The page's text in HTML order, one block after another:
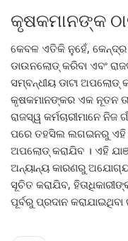
କୃଷକମାନଙ୍କ
କେବଳ ଏତିକି ନୁହେଁ, କେନ୍ଦ୍ର
ଡାଉନଲୋଡ୍ କରିବା ଏବଂ
ସମ୍ବନ୍ଧୀୟ ଡାଟା ଅପଲୋଡ୍
କୃଷକମାନଙ୍କର ଏକ ନୂତନ
ରାଜସ୍ୱ କର୍ମଚାରୀମାନେ
ପରେ ତହସିଲ ଲଗଇନରୁ ଏହି
ଅପଲୋଡ୍ କରାଯିବ । ଏହି
ଅନ୍ୟାନ୍ୟ କାରଣରୁ
ସୂଚିତ କରାଯିବ,
ପୂର୍ବରୁ ପ୍ରଦାନ